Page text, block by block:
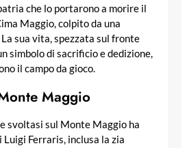
che lo portarono a morire il
Maggio, colpito da una
sua vita, spezzata sul fronte
simbolo di sacrificio e dedizione,
il campo da gioco.
Maggio
svoltasi sul Monte Maggio ha
Ferraris, inclusa la zia